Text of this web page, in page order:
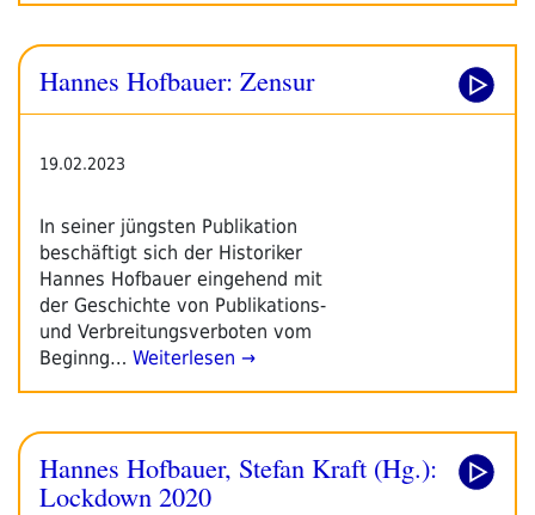
Hannes Hofbauer: Zensur
19.02.2023
In seiner jüngsten Publikation
beschäftigt sich der Historiker
Hannes Hofbauer eingehend mit
der Geschichte von Publikations-
und Verbreitungsverboten vom
Beginng… Weiterlesen →
Hannes Hofbauer, Stefan Kraft (Hg.):
Lockdown 2020